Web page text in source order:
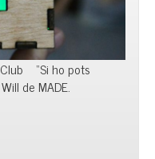
“Si ho pots
de MADE.